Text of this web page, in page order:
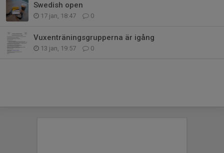
Swedish open
17 jan, 18:47 0
Vuxenträningsgrupperna är igång
13 jan, 19:57 0